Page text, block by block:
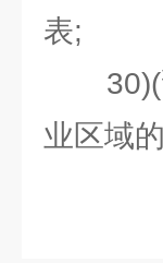
表;
30)(预
业区域